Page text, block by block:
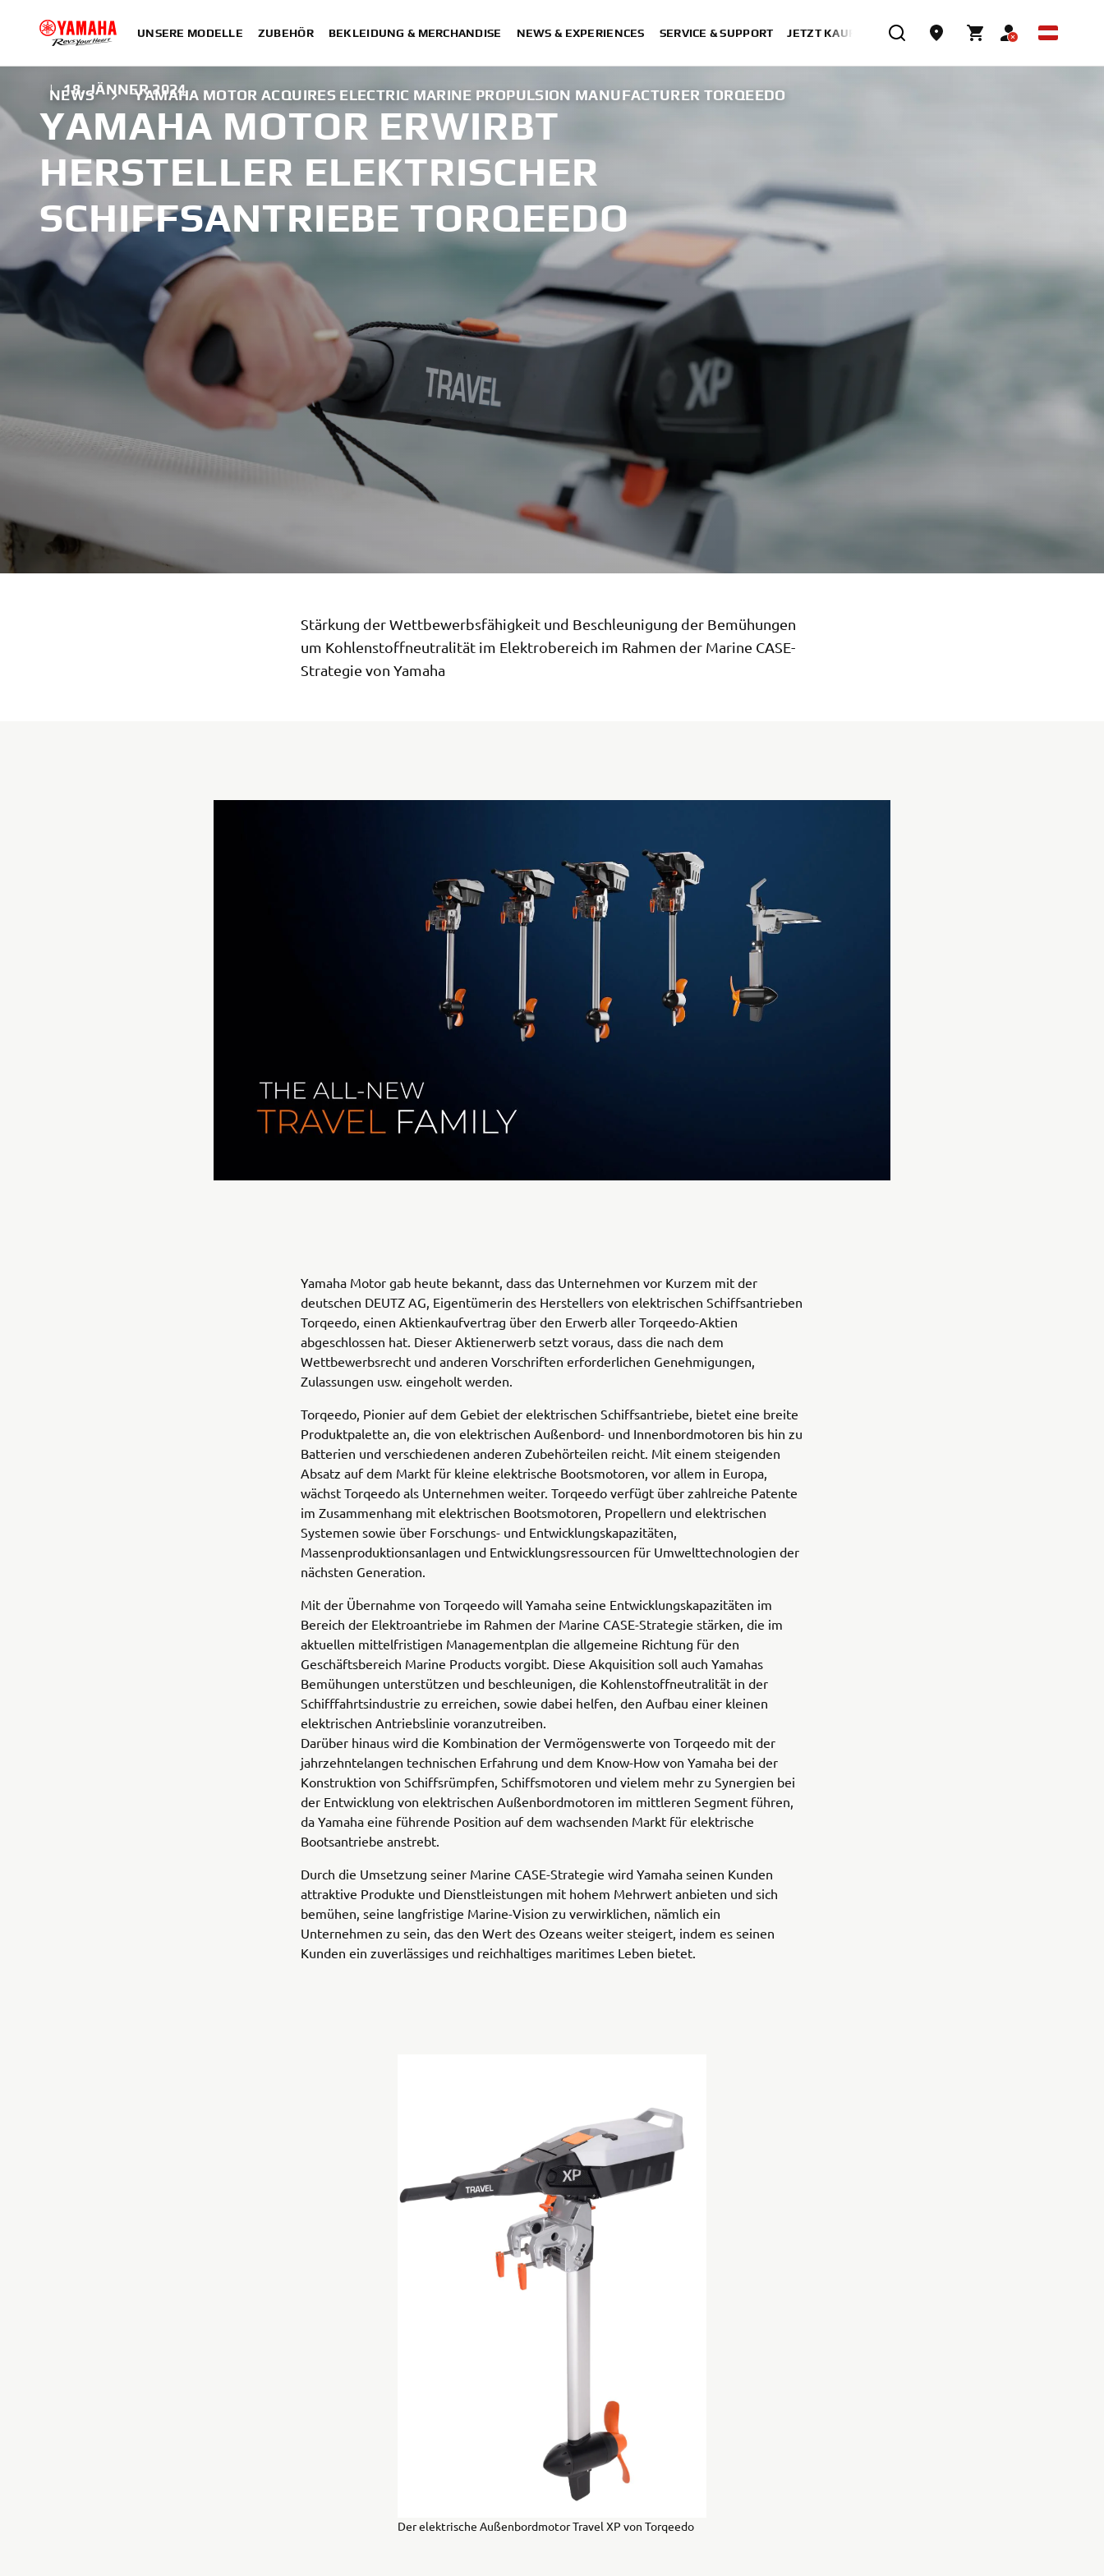
UNSERE MODELLE ZUBEHÖR BEKLEIDUNG & MERCHANDISE NEWS & EXPERIENCES SERVICE & SUPPORT JETZT KAUFEN
NEWS YAMAHA MOTOR ACQUIRES ELECTRIC MARINE PROPULSION MANUFACTURER TORQEEDO
| 18. JÄNNER 2024
YAMAHA MOTOR ERWIRBT
HERSTELLER ELEKTRISCHER
SCHIFFSANTRIEBE TORQEEDO
Stärkung der Wettbewerbsfähigkeit und Beschleunigung der Bemühungen
um Kohlenstoffneutralität im Elektrobereich im Rahmen der Marine CASE-
Strategie von Yamaha
Yamaha Motor gab heute bekannt, dass das Unternehmen vor Kurzem mit der
deutschen DEUTZ AG, Eigentümerin des Herstellers von elektrischen Schiffsantrieben
Torqeedo, einen Aktienkaufvertrag über den Erwerb aller Torqeedo-Aktien
abgeschlossen hat. Dieser Aktienerwerb setzt voraus, dass die nach dem
Wettbewerbsrecht und anderen Vorschriften erforderlichen Genehmigungen,
Zulassungen usw. eingeholt werden.
Torqeedo, Pionier auf dem Gebiet der elektrischen Schiffsantriebe, bietet eine breite
Produktpalette an, die von elektrischen Außenbord- und Innenbordmotoren bis hin zu
Batterien und verschiedenen anderen Zubehörteilen reicht. Mit einem steigenden
Absatz auf dem Markt für kleine elektrische Bootsmotoren, vor allem in Europa,
wächst Torqeedo als Unternehmen weiter. Torqeedo verfügt über zahlreiche Patente
im Zusammenhang mit elektrischen Bootsmotoren, Propellern und elektrischen
Systemen sowie über Forschungs- und Entwicklungskapazitäten,
Massenproduktionsanlagen und Entwicklungsressourcen für Umwelttechnologien der
nächsten Generation.
Mit der Übernahme von Torqeedo will Yamaha seine Entwicklungskapazitäten im
Bereich der Elektroantriebe im Rahmen der Marine CASE-Strategie stärken, die im
aktuellen mittelfristigen Managementplan die allgemeine Richtung für den
Geschäftsbereich Marine Products vorgibt. Diese Akquisition soll auch Yamahas
Bemühungen unterstützen und beschleunigen, die Kohlenstoffneutralität in der
Schifffahrtsindustrie zu erreichen, sowie dabei helfen, den Aufbau einer kleinen
elektrischen Antriebslinie voranzutreiben.
Darüber hinaus wird die Kombination der Vermögenswerte von Torqeedo mit der
jahrzehntelangen technischen Erfahrung und dem Know-How von Yamaha bei der
Konstruktion von Schiffsrümpfen, Schiffsmotoren und vielem mehr zu Synergien bei
der Entwicklung von elektrischen Außenbordmotoren im mittleren Segment führen,
da Yamaha eine führende Position auf dem wachsenden Markt für elektrische
Bootsantriebe anstrebt.
Durch die Umsetzung seiner Marine CASE-Strategie wird Yamaha seinen Kunden
attraktive Produkte und Dienstleistungen mit hohem Mehrwert anbieten und sich
bemühen, seine langfristige Marine-Vision zu verwirklichen, nämlich ein
Unternehmen zu sein, das den Wert des Ozeans weiter steigert, indem es seinen
Kunden ein zuverlässiges und reichhaltiges maritimes Leben bietet.
Der elektrische Außenbordmotor Travel XP von Torqeedo